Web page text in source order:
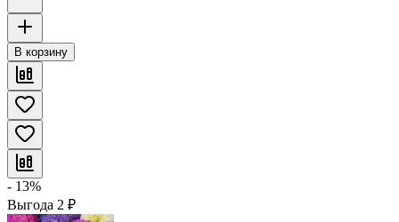
В корзину
- 13%
Выгода 2 ₽